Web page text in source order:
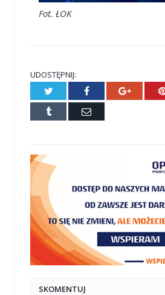
Fot. ŁOK
UDOSTĘPNIJ:
Twitter Facebook Google+
Tumblr
E-
SKOMENTUJ